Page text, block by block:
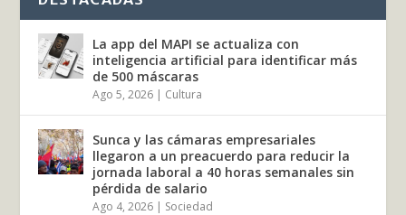
La app del MAPI se actualiza con
inteligencia artificial para identificar más
de 500 máscaras
Ago 5, 2026 | Cultura
Sunca y las cámaras empresariales
llegaron a un preacuerdo para reducir la
jornada laboral a 40 horas semanales sin
pérdida de salario
Ago 4, 2026 | Sociedad